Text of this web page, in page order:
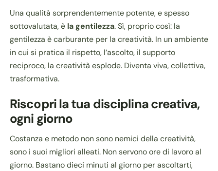
Una qualità sorprendentemente potente, e spesso
sottovalutata, è la gentilezza. Sì, proprio così: la
gentilezza è carburante per la creatività. In un ambiente
in cui si pratica il rispetto, l’ascolto, il supporto
reciproco, la creatività esplode. Diventa viva, collettiva,
trasformativa.
Riscopri la tua disciplina creativa,
ogni giorno
Costanza e metodo non sono nemici della creatività,
sono i suoi migliori alleati. Non servono ore di lavoro al
giorno. Bastano dieci minuti al giorno per ascoltarti,